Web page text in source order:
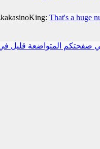
That's a huge
صفحتكم المتواضعة قليل